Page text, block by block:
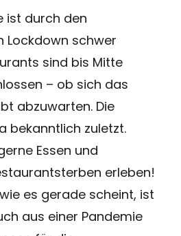
ist durch den
Lockdown schwer
sind bis Mitte
– ob sich das
abzuwarten. Die
bekanntlich zuletzt.
Essen und
erleben!
es gerade scheint, ist
aus einer Pandemie